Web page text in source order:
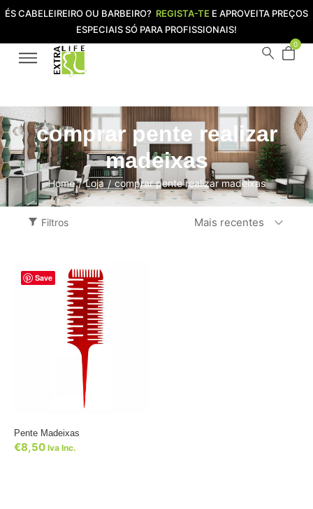
ÉS CABELEIREIRO OU BARBEIRO? REGISTA-TE E APROVEITA PREÇOS
ESPECIAIS SÓ PARA PROFISSIONAIS!
0
comprar pente realizar
madeixas
Home / Loja / comprar pente realizar madeixas
Filtros Mais recentes
Save
Pente Madeixas
€8,50 Iva Inc.